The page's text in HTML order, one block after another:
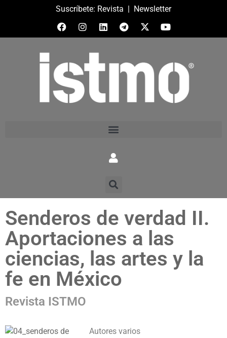
Suscríbete: Revista | Newsletter
Senderos de verdad II.
Aportaciones a las
ciencias, las artes y la
fe en México
Revista ISTMO
Autores varios